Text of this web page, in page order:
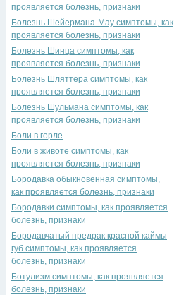
проявляется болезнь, признаки
Болезнь Шейермана-Мау симптомы, как
проявляется болезнь, признаки
Болезнь Шинца симптомы, как
проявляется болезнь, признаки
Болезнь Шляттера симптомы, как
проявляется болезнь, признаки
Болезнь Шульмана симптомы, как
проявляется болезнь, признаки
Боли в горле
Боли в животе симптомы, как
проявляется болезнь, признаки
Бородавка обыкновенная симптомы,
как проявляется болезнь, признаки
Бородавки симптомы, как проявляется
болезнь, признаки
Бородавчатый предрак красной каймы
губ симптомы, как проявляется
болезнь, признаки
Ботулизм симптомы, как проявляется
болезнь, признаки